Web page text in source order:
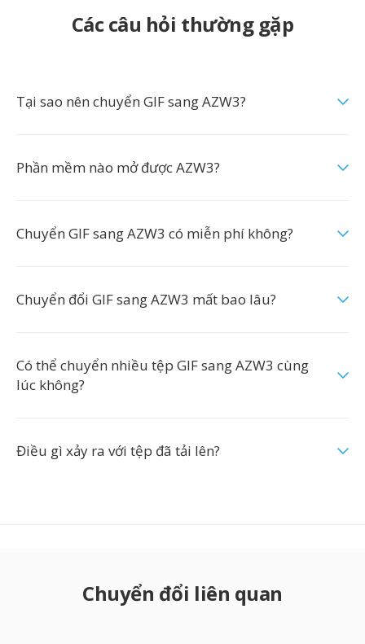
Các câu hỏi thường gặp
Tại sao nên chuyển GIF sang AZW3?
Phần mềm nào mở được AZW3?
Chuyển GIF sang AZW3 có miễn phí không?
Chuyển đổi GIF sang AZW3 mất bao lâu?
Có thể chuyển nhiều tệp GIF sang AZW3 cùng
lúc không?
Điều gì xảy ra với tệp đã tải lên?
Chuyển đổi liên quan